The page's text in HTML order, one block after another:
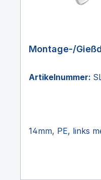
Montage-/
Artikelnummer:
14mm, PE, links